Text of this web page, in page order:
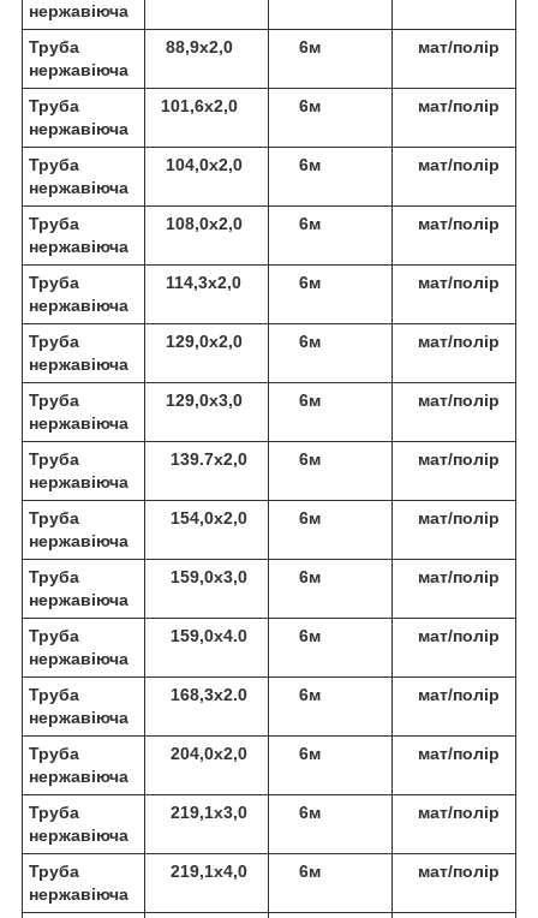
нержавіюча
Труба
нержавіюча
88,9х2,0 6м мат/полір
Труба
нержавіюча
101,6х2,0 6м мат/полір
Труба
нержавіюча
104,0х2,0 6м мат/полір
Труба
нержавіюча
108,0х2,0 6м мат/полір
Труба
нержавіюча
114,3х2,0 6м мат/полір
Труба
нержавіюча
129,0х2,0 6м мат/полір
Труба
нержавіюча
129,0х3,0 6м мат/полір
Труба
нержавіюча
139.7х2,0 6м мат/полір
Труба
нержавіюча
154,0х2,0 6м мат/полір
Труба
нержавіюча
159,0х3,0 6м мат/полір
Труба
нержавіюча
159,0х4.0 6м мат/полір
Труба
нержавіюча
168,3х2.0 6м мат/полір
Труба
нержавіюча
204,0х2,0 6м мат/полір
Труба
нержавіюча
219,1х3,0 6м мат/полір
Труба
нержавіюча
219,1х4,0 6м мат/полір